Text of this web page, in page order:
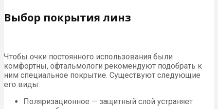
Выбор покрытия линз
Чтобы очки постоянного использования были
комфортны, офтальмологи рекомендуют подобрать к
ним специальное покрытие. Существуют следующие
его виды:
Поляризационное — защитный слой устраняет